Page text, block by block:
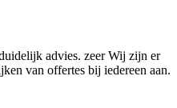
advies. zeer Wij zijn er
van offertes bij iedereen aan.